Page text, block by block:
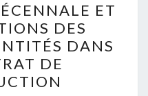
ET
DES
DANS
DE